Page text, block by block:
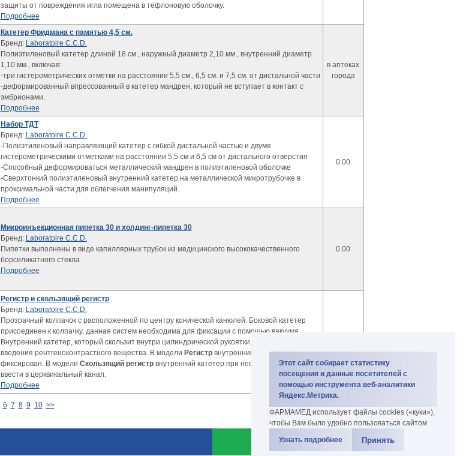
Этот сайт собирает статистику
посещения и данные посетителей с
помощью инструмента веб-аналитики
Яндекс.Метрика.
ФАРМАМЕД использует файлы cookies («куки»),
чтобы Вам было удобно пользоваться сайтом
Узнать подробнее
Принять
защиты от повреждения игла помещена в тефлоновую оболочку.
Подробнее
Катетер Фридмана с памятью 4,5 см.
Бренд: Laboratoire C.C.D.
Полиэтиленовый катетер длиной 18 см., наружный диаметр 2,10 мм., внутренний диаметр
1,10 мм., включая:
-три гистерометрических отметки на расстоянии 5,5 см., 6,5 см. и 7,5 см. от дистальной части
-деформированный впрессованный в катетер мандрен, который не вступает в контакт с
эмбрионами.
Подробнее
в аптеках
города
Набор ТДТ
Бренд: Laboratoire C.C.D.
-Полиэтиленовый направляющий катетер с гибкой дистальной частью и двумя
гистерометрическими отметками на расстоянии 5,5 см и 6,5 см от дистального отверстия
-Способный деформироваться металлический мандрен в полиэтиленовой оболочке
-Сверхтонкий полиэтиленовый внутренний катетер на металлической микротрубочке в
проксимальной части для облегчения манипуляций.
Подробнее
0.00
Микроинъекционная пипетка 30 и холдинг-пипетка 30
Бренд: Laboratoire C.C.D.
Пипетки выполнены в виде капиллярных трубок из медицинского высококачественного
борсиликатного стекла
Подробнее
0.00
Регистр и скользящий регистр
Бренд: Laboratoire C.C.D.
Прозрачный колпачок с расположенной по центру конической канюлей. Боковой катетер
присоединен к колпачку, данная систем необходима для фиксации с помощью вакуума.
Внутренний катетер, который скользит внутри цилиндрической рукоятки, необходим доя
введения рентгеноконтрастного вещества. В модели Регистрвнутренний катетер
фиксирован. В модели Скользящий регистрвнутренний катетер при необходимости можно
ввести в церквикальный канал.
Подробнее
6 7 8 9 10 >>